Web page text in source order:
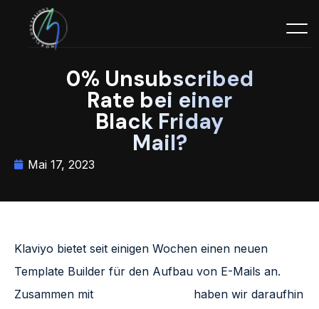
0% Unsubscribed
Rate bei einer
Black Friday
Mail?
Mai 17, 2023
Klaviyo bietet seit einigen Wochen einen neuen
Template Builder für den Aufbau von E-Mails an.
Zusammen mit
haben wir daraufhin